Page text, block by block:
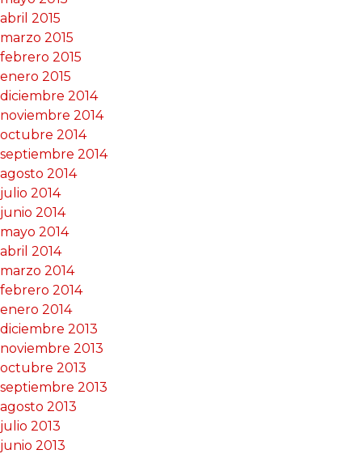
abril 2015
marzo 2015
febrero 2015
enero 2015
diciembre 2014
noviembre 2014
octubre 2014
septiembre 2014
agosto 2014
julio 2014
junio 2014
mayo 2014
abril 2014
marzo 2014
febrero 2014
enero 2014
diciembre 2013
noviembre 2013
octubre 2013
septiembre 2013
agosto 2013
julio 2013
junio 2013